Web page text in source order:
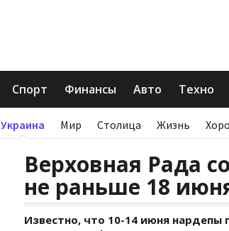
Спорт Финансы Авто Техно
Украина Мир Столица Жизнь
Верховная Рада
не раньше 18
Известно, что 10-14 июня